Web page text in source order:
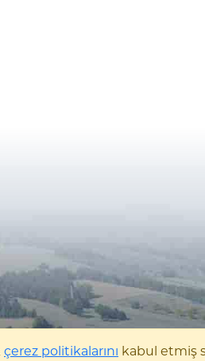
çerez politikalarını kabul etmiş